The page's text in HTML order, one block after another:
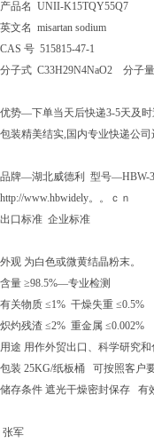
产品名 UNII-K15TQY55Q7
英文名 misartan sodium
CAS 号 515815-47-1
分子式 C33H29N4NaO2 分子
优势—下单当天后快递3-5天及
包装精美结实,国内专业快递公
品牌—湖北威德利 型号—HBW-
http://www.hbwidely。。ｃｎ
出口标准 企业标准
外观 为白色或微黄结晶粉末。
含量 ≥98.5%—专业检测
有关物质 ≤1% 干燥失重 ≤0.5%
炽灼残渣 ≤2% 重金属 ≤0.002%
用途 用作外贸出口、科学研究
包装 25KG/纸板桶 可按照客户
储存条件 遮光干燥密封保存 有
张军